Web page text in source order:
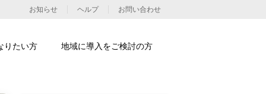
お知らせ ヘルプ お問い合わせ
りたい方 地域に導入をご検討の方